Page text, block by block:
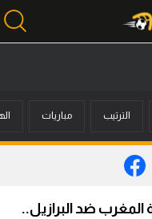
الترتيب مباريات
ضد البرازيل..